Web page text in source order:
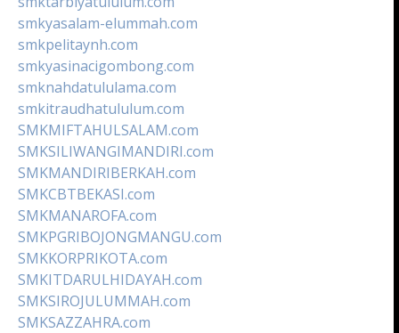
smkyasalam-elummah.com
smkpelitaynh.com
smkyasinacigombong.com
smknahdatululama.com
smkitraudhatululum.com
SMKMIFTAHULSALAM.com
SMKSILIWANGIMANDIRI.com
SMKMANDIRIBERKAH.com
SMKCBTBEKASI.com
SMKMANAROFA.com
SMKPGRIBOJONGMANGU.com
SMKKORPRIKOTA.com
SMKITDARULHIDAYAH.com
SMKSIROJULUMMAH.com
SMKSAZZAHRA.com